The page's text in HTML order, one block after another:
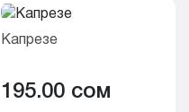
Капрезе
195.00 cом